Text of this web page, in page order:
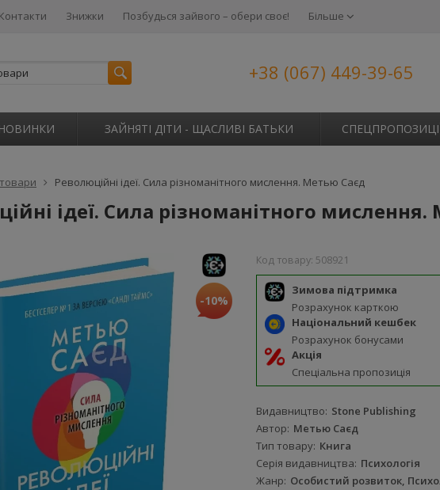
Контакти Знижки Позбудься зайвого – обери своє! Більше
+38 (067) 449-39-65
НОВИНКИ ЗАЙНЯТІ ДІТИ - ЩАСЛИВІ БАТЬКИ
товари Революційні ідеї. Сила різноманітного мислення. Метью Саєд
ідеї. Сила різноманітного
-10%
Код товару: 508921
Зимова підтримка
Розрахунок карткою
Національний кешбек
Розрахунок бонусами
Акція
Спеціальна пропозиція
Видавництво Stone Publishing
Автор Метью Саєд
Тип товару Книга
Серія видавництва Психологія
Жанр Особистий розвиток,